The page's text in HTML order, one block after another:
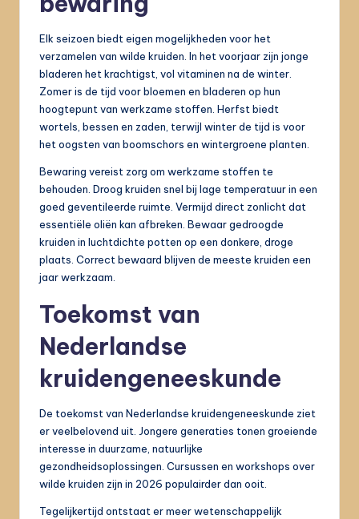
Elk seizoen biedt eigen mogelijkheden voor het
verzamelen van wilde kruiden. In het voorjaar zijn jonge
bladeren het krachtigst, vol vitaminen na de winter.
Zomer is de tijd voor bloemen en bladeren op hun
hoogtepunt van werkzame stoffen. Herfst biedt
wortels, bessen en zaden, terwijl winter de tijd is voor
het oogsten van boomschors en wintergroene planten.
Bewaring vereist zorg om werkzame stoffen te
behouden. Droog kruiden snel bij lage temperatuur in een
goed geventileerde ruimte. Vermijd direct zonlicht dat
essentiële oliën kan afbreken. Bewaar gedroogde
kruiden in luchtdichte potten op een donkere, droge
plaats. Correct bewaard blijven de meeste kruiden een
jaar werkzaam.
Toekomst van
Nederlandse
kruidengeneeskunde
De toekomst van Nederlandse kruidengeneeskunde ziet
er veelbelovend uit. Jongere generaties tonen groeiende
interesse in duurzame, natuurlijke
gezondheidsoplossingen. Cursussen en workshops over
wilde kruiden zijn in 2026 populairder dan ooit.
Tegelijkertijd ontstaat er meer wetenschappelijk